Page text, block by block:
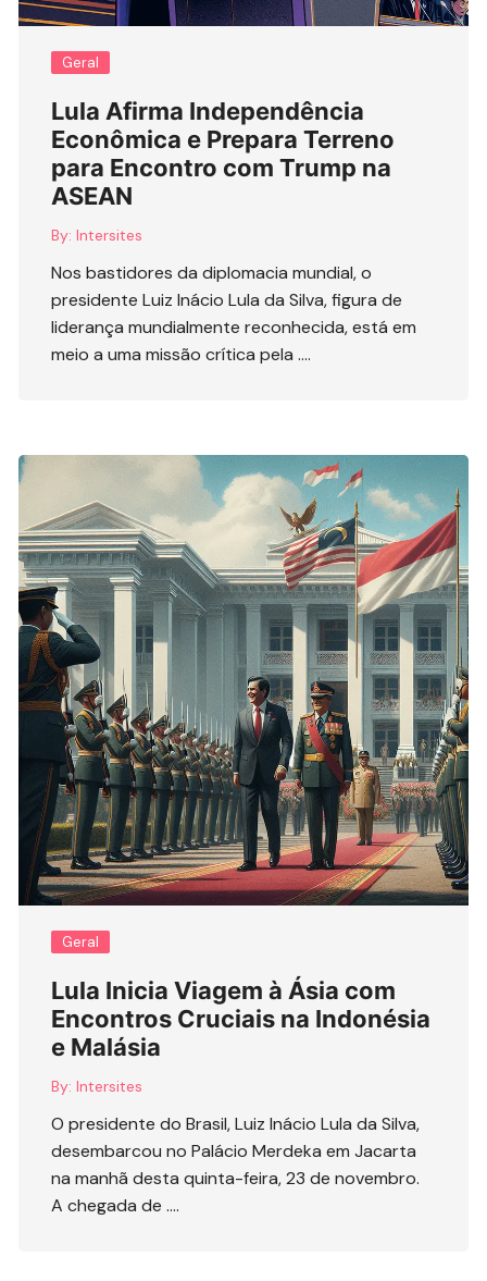
Geral
Lula Afirma Independência
Econômica e Prepara Terreno
para Encontro com Trump na
ASEAN
By: Intersites
Nos bastidores da diplomacia mundial, o
presidente Luiz Inácio Lula da Silva, figura de
liderança mundialmente reconhecida, está em
meio a uma missão crítica pela ….
Geral
Lula Inicia Viagem à Ásia com
Encontros Cruciais na Indonésia
e Malásia
By: Intersites
O presidente do Brasil, Luiz Inácio Lula da Silva,
desembarcou no Palácio Merdeka em Jacarta
na manhã desta quinta-feira, 23 de novembro.
A chegada de ….